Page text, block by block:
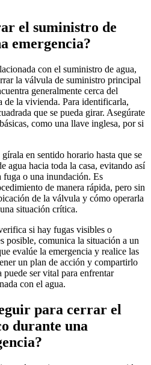
el suministro de
emergencia?
con el suministro de agua,
la válvula de suministro principal
generalmente cerca del
de la vivienda. Para identificarla,
que se pueda girar. Asegúrate
como una llave inglesa, por si
en sentido horario hasta que se
agua hacia toda la casa, evitando así
fuga o una inundación. Es
de manera rápida, pero sin
de la válvula y cómo operarla
situación crítica.
si hay fugas visibles o
posible, comunica la situación a un
evalúe la emergencia y realice las
un plan de acción y compartirlo
ser vital para enfrentar
con el agua.
para cerrar el
durante una